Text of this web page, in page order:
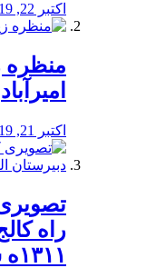
اکتبر 22, 2019
منظره‌‌
امیرآباد
اکتبر 21, 2019
راه
۱۳۱۱ه ش